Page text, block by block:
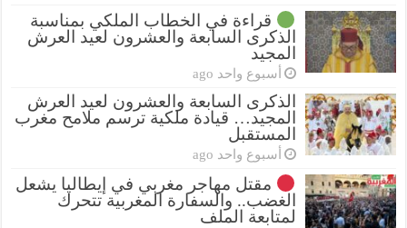
قراءة في الخطاب الملكي بمناسبة
الذكرى السابعة والعشرون لعيد العرش
المجيد
أسبوع واحد ago
الذكرى السابعة والعشرون لعيد العرش
المجيد… قيادة ملكية ترسم ملامح مغرب
المستقبل
أسبوع واحد ago
مقتل مهاجر مغربي في إيطاليا يشعل
الغضب.. والسفارة المغربية تتحرك
لمتابعة الملف